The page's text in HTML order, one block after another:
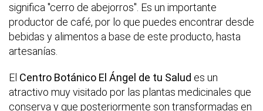
significa "cerro de abejorros". Es un importante
productor de café, por lo que puedes encontrar desde
bebidas y alimentos a base de este producto, hasta
artesanías.
El Centro Botánico El Ángel de tu Salud es un
atractivo muy visitado por las plantas medicinales que
conserva y que posteriormente son transformadas en